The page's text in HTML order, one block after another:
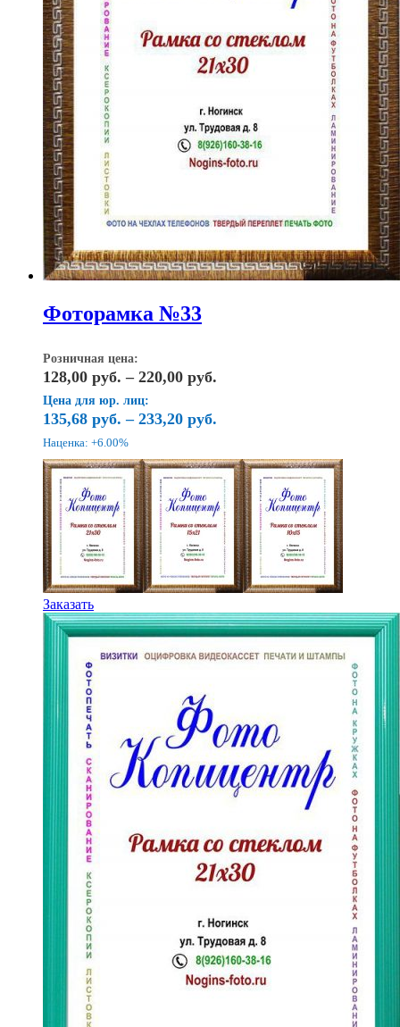
Фоторамка №33
Розничная цена:
128,00 руб. – 220,00 руб.
220,00
руб.
Цена для юр. лиц:
135,68 руб. – 233,20 руб.
Наценка: +6.00%
ЗаказатьЭтот
товар
имеет
несколько
вариаций.
Опции
выбрать
на
странице
товара.